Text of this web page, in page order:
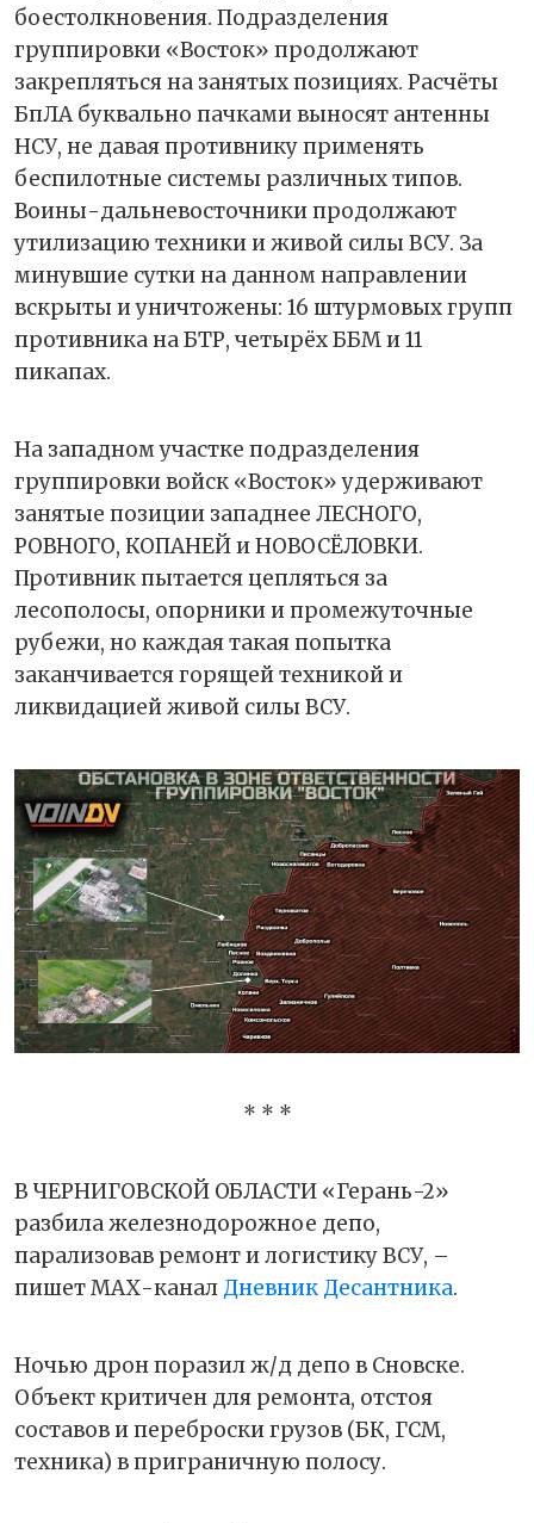
боестолкновения. Подразделения
группировки «Восток» продолжают
закрепляться на занятых позициях. Расчёты
БпЛА буквально пачками выносят антенны
НСУ, не давая противнику применять
беспилотные системы различных типов.
Воины-дальневосточники продолжают
утилизацию техники и живой силы ВСУ. За
минувшие сутки на данном направлении
вскрыты и уничтожены: 16 штурмовых групп
противника на БТР, четырёх ББМ и 11
пикапах.
На западном участке подразделения
группировки войск «Восток» удерживают
занятые позиции западнее ЛЕСНОГО,
РОВНОГО, КОПАНЕЙ и НОВОСЁЛОВКИ.
Противник пытается цепляться за
лесополосы, опорники и промежуточные
рубежи, но каждая такая попытка
заканчивается горящей техникой и
ликвидацией живой силы ВСУ.
* * *
В ЧЕРНИГОВСКОЙ ОБЛАСТИ «Герань-2»
разбила железнодорожное депо,
парализовав ремонт и логистику ВСУ, –
пишет МАХ-канал Дневник Десантника.
Ночью дрон поразил ж/д депо в Сновске.
Объект критичен для ремонта, отстоя
составов и переброски грузов (БК, ГСМ,
техника) в приграничную полосу.